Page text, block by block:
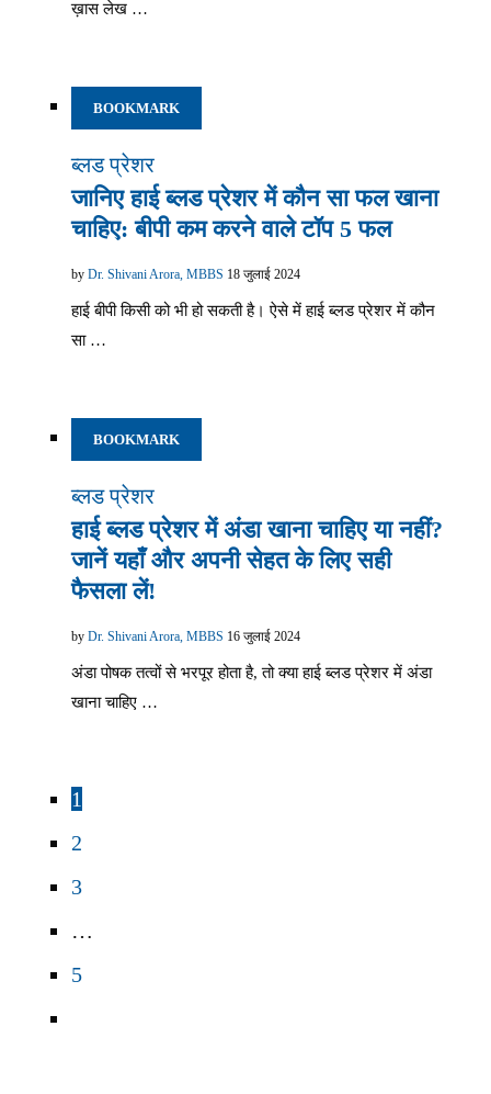
ख़ास लेख …
BOOKMARK
ब्लड प्रेशर
जानिए हाई ब्लड प्रेशर में कौन सा फल खाना
चाहिए: बीपी कम करने वाले टॉप 5 फल
by Dr. Shivani Arora, MBBS 18 जुलाई 2024
हाई बीपी किसी को भी हो सकती है। ऐसे में हाई ब्लड प्रेशर में कौन
सा …
BOOKMARK
ब्लड प्रेशर
हाई ब्लड प्रेशर में अंडा खाना चाहिए या नहीं?
जानें यहाँ और अपनी सेहत के लिए सही
फैसला लें!
by Dr. Shivani Arora, MBBS 16 जुलाई 2024
अंडा पोषक तत्वों से भरपूर होता है, तो क्या हाई ब्लड प्रेशर में अंडा
खाना चाहिए …
1
2
3
…
5